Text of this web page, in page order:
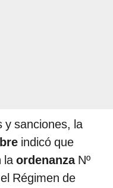
y sanciones, la
indicó que
laordenanzaNº
Régimen de